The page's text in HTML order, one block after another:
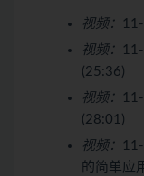
视频：
视频：
(25:36)
视频：
(28:01)
视频：
的简单应